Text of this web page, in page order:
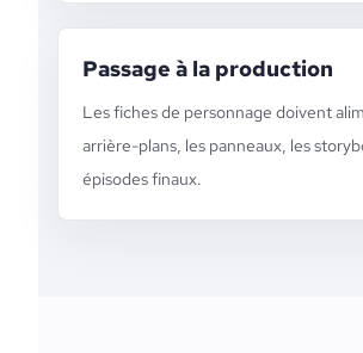
Passage à la production
Les fiches de personnage doivent
arrière-plans, les panneaux, les
épisodes finaux.